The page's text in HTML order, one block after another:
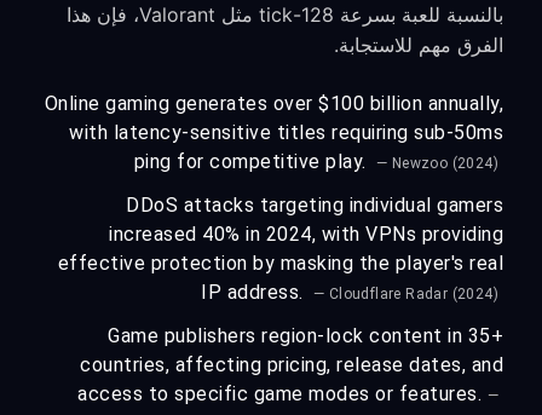
بالنسبة للعبة بسرعة 128-tick مثل Valorant، فإن هذا
الفرق مهم للاستجابة.
Online gaming generates over $100 billion annually,
with latency-sensitive titles requiring sub-50ms
ping for competitive play.
— Newzoo (2024)
DDoS attacks targeting individual gamers
increased 40% in 2024, with VPNs providing
effective protection by masking the player's real
IP address.
— Cloudflare Radar (2024)
Game publishers region-lock content in 35+
countries, affecting pricing, release dates, and
access to specific game modes or features. —